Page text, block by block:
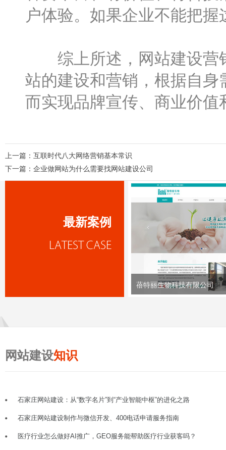
户体验。如果企业不能把
综上所述，网站建设营
站的建设和营销，根据自
而实现品牌宣传、商业价值
上一篇： 互联时代八大网络营销基本常识
下一篇： 企业做网站为什么需要找网站建设公司
最新案例
蓓特丽生物科技有限公司
网站建设知识
石家庄网站建设：从“数字名片”到“产业智能中枢”的进化之路
石家庄网站建设制作与微信开发、400电话申请服务指南
医疗行业怎么做好AI推广，GEO服务能帮助医疗行业获客吗？